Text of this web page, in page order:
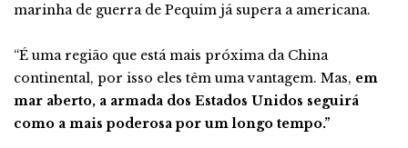
marinha de guerra de Pequim já supera a americana.
“É uma região que está mais próxima da China
continental, por isso eles têm uma vantagem. Mas, em
mar aberto, a armada dos Estados Unidos seguirá
como a mais poderosa por um longo tempo.”